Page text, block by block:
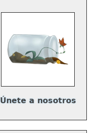
Únete a nosotros